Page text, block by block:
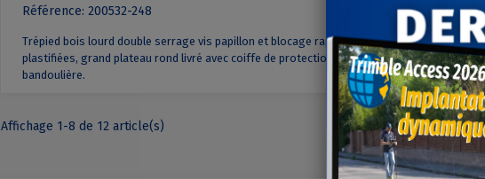
Référence: 200532-248
Trépied bois lourd double serrage vis papillon et blocage rapide, jambes
plastifiées, grand plateau rond livré avec coiffe de protection Snap Cap et
bandoulière.
Affichage 1-8 de 12 article(s)